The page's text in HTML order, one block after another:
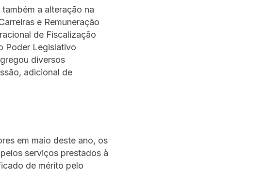
a alteração na
e Remuneração
de Fiscalização
Poder Legislativo
diversos
adicional de
em maio deste ano, os
serviços prestados à
de mérito pelo